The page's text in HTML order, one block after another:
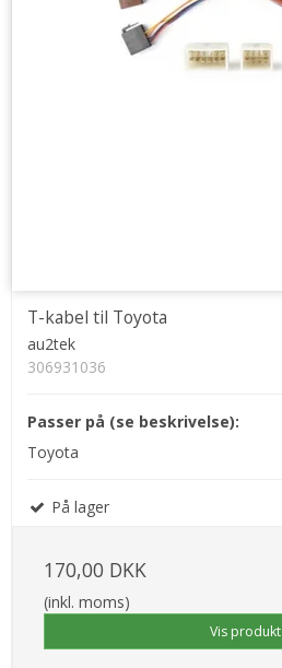
T-kabel til Toyota
au2tek
306931036
Passer på (se beskrivelse):
Toyota
På lager
170,00 DKK
(inkl. moms)
Vis produkt